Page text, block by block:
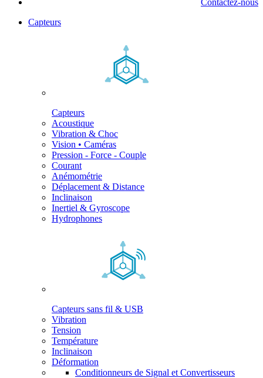
Contactez-nous
Capteurs
Capteurs
Acoustique
Vibration & Choc
Vision • Caméras
Pression - Force - Couple
Courant
Anémométrie
Déplacement & Distance
Inclinaison
Inertiel & Gyroscope
Hydrophones
Capteurs sans fil & USB
Vibration
Tension
Température
Inclinaison
Déformation
Conditionneurs de Signal et Convertisseurs